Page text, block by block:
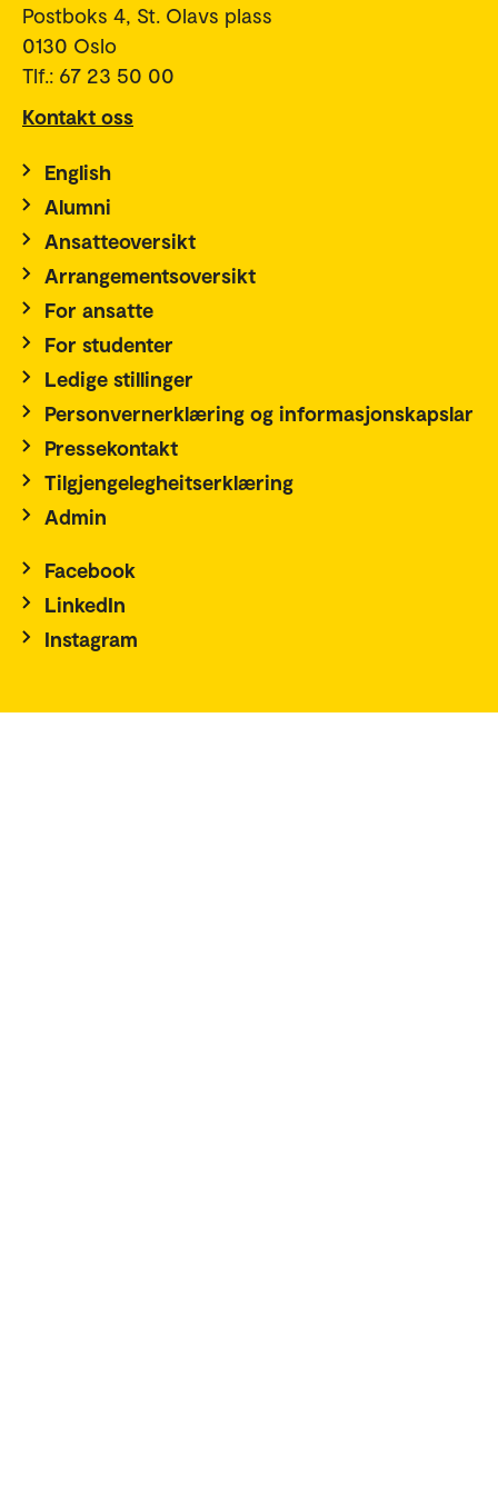
Postboks 4, St. Olavs plass
0130 Oslo
Tlf.: 67 23 50 00
Kontakt oss
English
Alumni
Ansatteoversikt
Arrangementsoversikt
For ansatte
For studenter
Ledige stillinger
Personvernerklæring og informasjonskapslar
Pressekontakt
Tilgjengelegheitserklæring
Admin
Facebook
LinkedIn
Instagram